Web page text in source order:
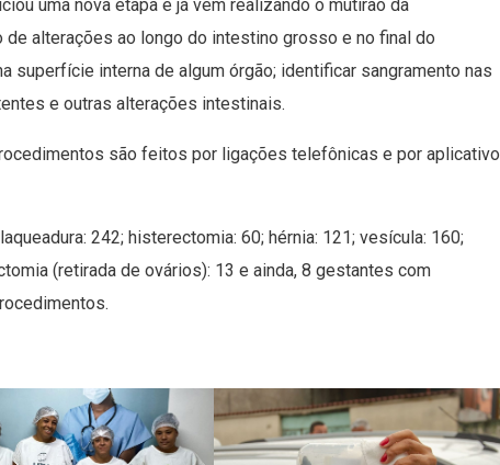
uma nova etapa e já vem realizando o mutirão da
alterações ao longo do intestino grosso e no final do
superfície interna de algum órgão; identificar sangramento nas
e outras alterações intestinais.
são feitos por ligações telefônicas e por aplicativo
242; histerectomia: 60; hérnia: 121; vesícula: 160;
(retirada de ovários): 13 e ainda, 8 gestantes com